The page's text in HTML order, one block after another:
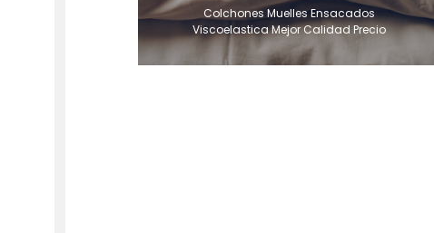
Colchones Muelles Ensacados
Viscoelastica Mejor Calidad Precio
Colchones Viscoelastica Calor Mejorar
Sueño